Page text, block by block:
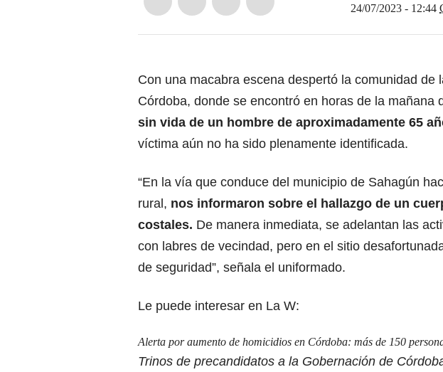
24/07/2023 - 12:44
Con una macabra escena despertó la comunidad de
Córdoba, donde se encontró en horas de la mañana
sin vida de un hombre de aproximadamente 65
víctima aún no ha sido plenamente identificada.
“En la vía que conduce del municipio de Sahagún
rural, nos informaron sobre el hallazgo de un
costales. De manera inmediata, se adelantan las
con labres de vecindad, pero en el sitio
de seguridad”, señala el uniformado.
Le puede interesar en La W:
Alerta por aumento de homicidios en Córdoba: más de 150
Trinos de precandidatos a la Gobernación de